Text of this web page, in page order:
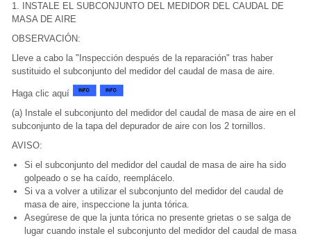
1. INSTALE EL SUBCONJUNTO DEL MEDIDOR DEL CAUDAL DE
MASA DE AIRE
OBSERVACIÓN:
Lleve a cabo la "Inspección después de la reparación" tras haber
sustituido el subconjunto del medidor del caudal de masa de aire.
Haga clic aquí
(a) Instale el subconjunto del medidor del caudal de masa de aire en el
subconjunto de la tapa del depurador de aire con los 2 tornillos.
AVISO:
Si el subconjunto del medidor del caudal de masa de aire ha sido
golpeado o se ha caído, reemplácelo.
Si va a volver a utilizar el subconjunto del medidor del caudal de
masa de aire, inspeccione la junta tórica.
Asegúrese de que la junta tórica no presente grietas o se salga de
lugar cuando instale el subconjunto del medidor del caudal de masa